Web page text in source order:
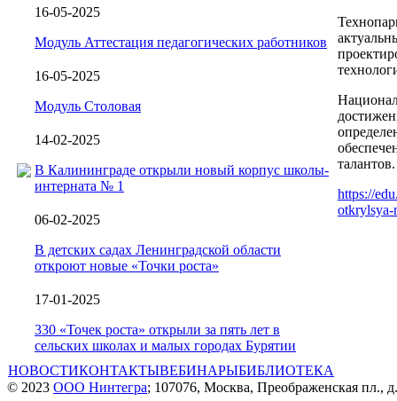
16-05-2025
Модуль Аттестация педагогических работников
16-05-2025
Модуль Столовая
14-02-2025
В Калининграде открыли новый корпус школы-
интерната № 1
06-02-2025
В детских садах Ленинградской области
откроют новые «Точки роста»
17-01-2025
330 «Точек роста» открыли за пять лет в
сельских школах и малых городах Бурятии
талантов.
https://
otkrylsya-
НОВОСТИКОНТАКТЫВЕБИНАРЫБИБЛИОТЕКА
© 2023 ООО Нинтегра; 107076, Москва, Преображенская пл.,